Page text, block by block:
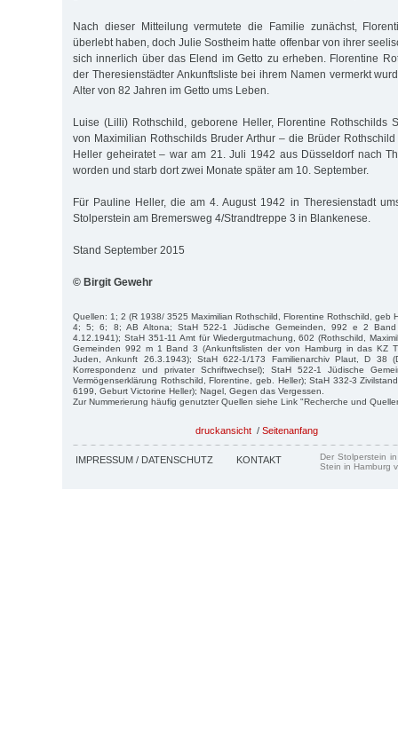
Nach dieser Mitteilung vermutete die Familie zunächst,
überlebt haben, doch Julie Sostheim hatte offenbar von ihrer
sich innerlich über das Elend im Getto zu erheben. Florentine
der Theresienstädter Ankunftsliste bei ihrem Namen vermerkt
Alter von 82 Jahren im Getto ums Leben.
Luise (Lilli) Rothschild, geborene Heller, Florentine Rothschilds
von Maximilian Rothschilds Bruder Arthur – die Brüder
Heller geheiratet – war am 21. Juli 1942 aus Düsseldorf nach
worden und starb dort zwei Monate später am 10. September.
Für Pauline Heller, die am 4. August 1942 in Theresienstadt
Stolperstein am Bremersweg 4/Strandtreppe 3 in Blankenese.
Stand September 2015
© Birgit Gewehr
Quellen: 1; 2 (R 1938/ 3525 Maximilian Rothschild, Florentine Rothschild, geb
4; 5; 6; 8; AB Altona; StaH 522-1 Jüdische Gemeinden, 992 e 2 Band
4.12.1941); StaH 351-11 Amt für Wiedergutmachung, 602 (Rothschild,
Gemeinden 992 m 1 Band 3 (Ankunftslisten der von Hamburg in das KZ
Juden, Ankunft 26.3.1943); StaH 622-1/173 Familienarchiv Plaut, D 38
Korrespondenz und privater Schriftwechsel); StaH 522-1 Jüdische
Vermögenserklärung Rothschild, Florentine, geb. Heller); StaH 332-3
6199, Geburt Victorine Heller); Nagel, Gegen das Vergessen.
Zur Nummerierung häufig genutzter Quellen siehe Link "Recherche und
druckansicht / Seitenanfang
IMPRESSUM / DATENSCHUTZ KONTAKT
Der Stolperstein
Stein in Hamburg